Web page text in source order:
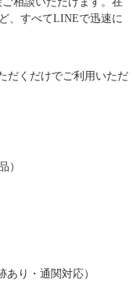
、すべてLINEで迅速に
だくだけでご利用いただ
）
あり・通関対応）